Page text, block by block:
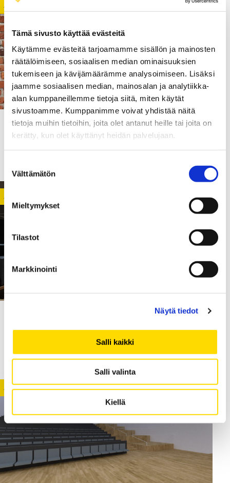
Tämä sivusto käyttää evästeitä
Käytämme evästeitä tarjoamamme sisällön ja mainosten
räätälöimiseen, sosiaalisen median ominaisuuksien
tukemiseen ja kävijämäärämme analysoimiseen. Lisäksi
jaamme sosiaalisen median, mainosalan ja analytiikka-
alan kumppaneillemme tietoja siitä, miten käytät
sivustoamme. Kumppanimme voivat yhdistää näitä
tietoja muihin tietoihin, joita olet antanut heille tai joita on
kerätty, kun olet käyttänyt heidän palvelujaan.
valinta
Välttämätön
Mieltymykset
Tilastot
Markkinointi
Näytä tiedot
Salli kaikki
Salli valinta
Kiellä
ALLIANCE
07.10.2021
ALLIANCE
The renovation of Levón hall is c
omplete – see the photos
ALLIANCE CAMPUS DEVELOPMENT NEWS